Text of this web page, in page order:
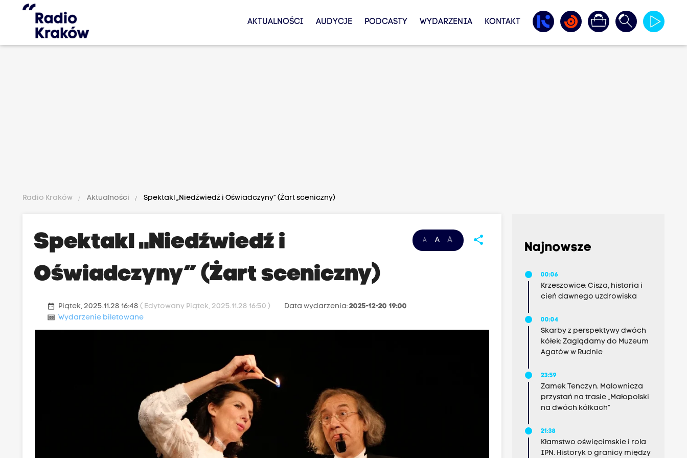
AKTUALNOŚCI AUDYCJE PODCASTY WYDARZENIA KONTAKT
Radio Kraków Aktualności Spektakl „Niedźwiedź i Oświadczyny” (Żart sceniczny)
A A A share
Spektakl „Niedźwiedź i
Oświadczyny” (Żart sceniczny)
date_range Piątek, 2025.11.28 16:48( Edytowany Piątek, 2025.11.28 16:50 ) Data wydarzenia:2025-12-20 19:00
money Wydarzenie biletowane
Najnowsze
00:06
Krzeszowice: Cisza, historia i
cień dawnego uzdrowiska
00:04
Skarby z perspektywy dwóch
kółek: Zaglądamy do Muzeum
Agatów w Rudnie
23:59
Zamek Tenczyn. Malownicza
przystań na trasie „Małopolski
na dwóch kółkach”
21:38
Kłamstwo oświęcimskie i rola
IPN. Historyk o granicy między